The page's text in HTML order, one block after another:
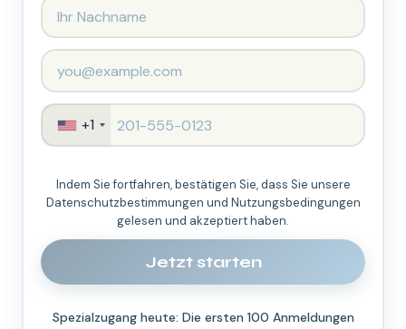
+1
Indem Sie fortfahren, bestätigen Sie, dass Sie unsere
Datenschutzbestimmungen und Nutzungsbedingungen
gelesen und akzeptiert haben.
Jetzt starten
Spezialzugang heute: Die ersten 100 Anmeldungen